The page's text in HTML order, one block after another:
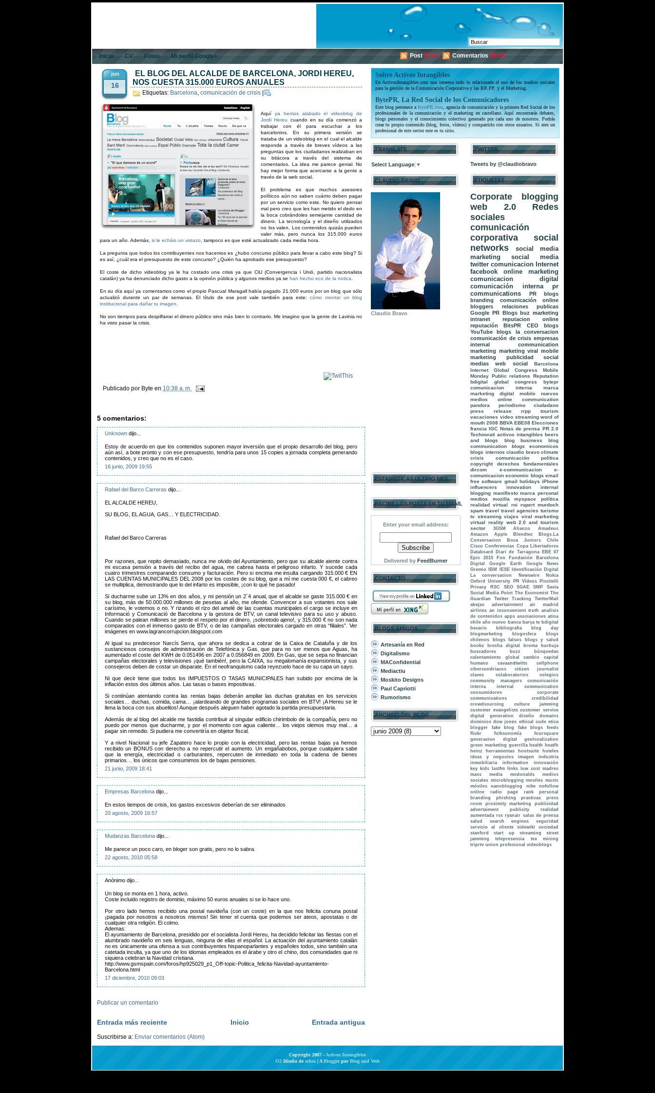
Inicio CV Fotos Mi perfil Google+ Post (RSS) Comentarios (RSS)
jun
16
EL BLOG DEL ALCALDE DE BARCELONA, JORDI HEREU,
NOS CUESTA 315.000 EUROS ANUALES
Etiquetas: Barcelona, comunicación de crisis
Aquí ya hemos alabado el videoblog de
Jordi Hereu
cuando en su día comenzó a
trabajar con él para escuchar a los
barcelonins. En su primera versión se
trataba de un videoblog en el cual el alcalde
responde a través de breves vídeos a las
preguntas que los ciudadanos realizaban en
su bitácora a través del sistema de
comentarios. La idea me parece genial. No
hay mejor forma que acercarse a la gente a
través de la web social.
El problema es que muchos asesores
políticos aún no saben cuánto deben pagar
por un servicio como este. No quiero pensar
mal pero creo que les han metido el dedo en
la boca cobrándoles semejante cantidad de
dinero. La tecnología y el diseño utilizados
no los valen. Los contenidos quizás pueden
valer más, pero nunca los 315.000 euros
para un año. Además, si le echáis un vistazo , tampoco es que esté actualizado cada media hora.
La pregunta que todos los contribuyentes nos hacemos es ¿hubo concurso público para llevar a cabo este blog? Si
es así, ¿cuál era el presupuesto de este concurso? ¿Quién ha aprobado ese presupuesto?
El coste de dicho videoblog ya le ha costado una crisis ya que CiU (Convergencia i Unió, partido nacionalista
catalán) ya ha denunciado dicho gasto a la opinión pública y algunos medios ya se han hecho eco de la notica
En su día aquí ya comentamos como el propio Pascual Maragall había pagado 21.000 euros por un blog que sólo
actualizó durante un par de semanas. El título de ese post vale también para este:cómo montar un blog
institucional para dañar tu imagen
No son tiempos para despilfarrar el dinero público sino más bien lo contrario. Me imagino que la gente de Lavinia no
ha visto pasar la crisis.
Publicado por Byte en 10:38 a. m.
5 comentarios:
Unknown dijo...
Estoy de acuerdo en que los contenidos suponen mayor inversión que el propio desarrollo del blog, pero
aún así, a bote pronto y con ese presupuesto, tendría para unos 15 copies a jornada completa generando
contenidos, y creo que no es el caso.
16 junio, 2009 19:55
Rafael del Barco Carreras dijo...
EL ALCALDE HEREU,
SU BLOG, EL AGUA, GAS… Y ELECTRICIDAD.
Rafael del Barco Carreras
Por razones, que repito demasiado, nunca me olvido del Ayuntamiento, pero que su alcalde atente contra
mi escasa pensión a través del recibo del agua, me cabrea hasta el peligroso infarto. Y sucede cada
cuatro trimestres comparando consumo y facturación. Pero si encima me insulta cargando 315.000 € EN
LAS CUENTAS MUNICIPALES DEL 2008 por los costes de su blog, que a mí me cuesta 000 €, el cabreo
se multiplica, demostrando que lo del infarto es imposible, ¡con lo qué he pasado!
Si ducharme sube un 13% en dos años, y mi pensión un 2´4 anual, que el alcalde se gaste 315.000 € en
su blog, más de 50.000.000 millones de pesetas al año, me ofende. Convencer a sus votantes nos sale
carísimo, le votemos o no. Y rizando el rizo del amelé de las cuentas municipales el cargo se incluye en
Informació y Comunicació de Barcelona y la gestora de BTV, un canal televisivo para su uso y abuso.
Cuando se palean millones se pierde el respeto por el dinero, ¡sobretodo ajeno!, y 315.000 € no son nada
comparados con el inmenso gasto de BTV, o de las campañas electorales cargado en otras “filiales”. Ver
imágenes en www.lagrancorrupcion.blogspot.com
Al igual su predecesor Narcís Serra, que ahora se dedica a cobrar de la Caixa de Cataluña y de los
sustanciosos consejos de administración de Telefónica y Gas, que para no ser menos que Aguas, ha
aumentado el coste del KWH de 0.051496 en 2007 a 0.056849 en 2009. En Gas, que se sepa no financian
campañas electorales y televisiones ¡qué también!, pero la CAIXA, su megalomanía expansionista, y sus
consejeros deben de costar un disparate. En el neofranquismo cada reyezuelo hace de su capa un sayo.
Ni que decir tiene que todos los IMPUESTOS O TASAS MUNICIPALES han subido por encima de la
inflación estos dos últimos años. Las tasas o bases impositivas.
Si continúan atentando contra las rentas bajas deberán ampliar las duchas gratuitas en los servicios
sociales… duchas, comida, cama… ¡alardeando de grandes programas sociales en BTV! ¡A Hereu se le
llena la boca con sus abuelitos! Aunque después aleguen haber agotado la partida presupuestaria.
Además de al blog del alcalde me fastidia contribuir al singular edificio chirimbolo de la compañía, pero no
puedo por menos que ducharme, y por el momento con agua caliente… los viejos olemos muy mal… a
pagar sin remedio. Si pudiera me convertiría en objetor fiscal.
Y a nivel Nacional su jefe Zapatero hace lo propio con la electricidad, pero las rentas bajas ya hemos
recibido un BONUS con derecho a no repercutir el aumento. Un engañabobos, porque cualquiera sabe
que la energía, electricidad o carburantes, repercuten de inmediato en toda la cadena de bienes
primarios… los únicos que consumimos los de bajas pensiones.
21 junio, 2009 18:41
Empresas Barcelona dijo...
En estos tiempos de crisis, los gastos excesivos deberían de ser eliminados
20 agosto, 2009 16:57
Mudanzas Barcelona dijo...
Me parece un poco caro, en bloger son gratis, pero no lo sabra.
22 agosto, 2010 05:58
Anónimo dijo...
Un blog se monta en 1 hora, activo.
Coste incluido registro de dominio, máximo 50 euros anuales si se lo hace uno.
Por otro lado hemos recibido una postal navideña (con un coste) en la que nos felicita conuna postal
¡pagada por nosotros a nosotros mismos! Sin tener el cuenta que podemos ser ateos, apostatas o de
cualquier otra religión. El colmo.
Ademas:
El ayuntamiento de Barcelona, presidido por el socialista Jordi Hereu, ha decidido felicitar las fiestas con el
alumbrado navideño en seis lenguas, ninguna de ellas el español. La actuación del ayuntamiento catalán
no es únicamente una ofensa a sus contribuyentes hispanoparlantes y españoles todos, sino también una
catetada inculta, ya que uno de los idiomas empleados es el árabe y otro el chino, dos comunidades que ni
siquiera celebran la Navidad cristiana.
http://www.gsmspain.com/foros/hp925029_p1_Off-topic-Politica_felicita-Navidad-ayuntamiento-
Barcelona.html
17 diciembre, 2010 09:03
Publicar un comentario
Entrada más reciente Entrada antigua
Inicio
Suscribirse a: Enviar comentarios (Atom)
Sobre Activos Intangibles
En ActivosIntangibles.com nos interesa todo lo relacionado el uso de los medios sociales
para la gestión de la Comunicación Corporativa y las RR.PP. y el Marketing.
BytePR, La Red Social de los Comunicadores
Este blog pertenece a BytePR.com , agencia de comunicación y la primera Red Social de los
profesionales de la comunicación y el marketing en castellano. Aquí encontrarás debates,
blogs personales y el conocimiento colectivo generado por cada uno de nosotros. Podrás
crear tu propio contenido (blog, fotos, vídeos) y compartirlo con otros usuarios. Si eres un
profesional de este sector este es tu sitio.
TRANSLATE
Select Language ▼
CLAUDIO BRAVO
Claudio Bravo
ESTADÍSTICAS ÚLTIMO MES
RECIBE LOS POSTS EN TU EMAIL
Enter your email address:
Delivered by FeedBurner
CONTACTO
BLOGS AMIGOS
Artesanía en Red
Digitalismo
MAConfidential
Mediactiu
Moskito Designs
Paul Capriotti
Rumorismo
ARCHIVO DEL BLOG
TWITTER
Tweets by @claudiobravo
ETIQUETAS
Corporate blogging
web 2.0
Redes
sociales
comunicación
corporativa
social
networks
social media
marketing
social media
twitter comunicacion Internet
facebook
online marketing
comunicacion digital
comunicación interna
pr
communications
PR
blogs
branding
comunicación online
bloggers
relaciones publicas
Google PR Blogs buz marketing
intranet
reputacion online
reputación
BitsPR
CEO blogs
YouTube
blogs la conversacion
comunicación de crisis empresas
internal communication
marketing marketing viral mobile
marketing
publicidad
social
medias
web social
Barcelona
Internet Global Congress
Mobile
Monday Public relations
Reputation
bdigital global congress
bytepr
comunicacion interna
marca
marketing digital
mobile
nuevos
medios
online communication
pandora
periodismo ciudadano
press release
rrpp
tourism
vacaciones video streaming word of
mouth 2008 BBVA EBE08 Elecciones
francia IGC Notas de prensa PR 2.0
Technorati activos intangibles beers
and blogs
blog business
blog
communication
blogs economicos
blogs internos claudio bravo climate
crisis
comunicación política
copyright
derechos fundamentales
dircom
e-communicacion
e-
comunicacion economic blogs email
free software gmail holidays iPhone
influencers
innovation
internal
blogging manifiesto marca personal
medios
mozilla myspace
política
realidad virtual
roi
rupert murdoch
spam travel travel agencies turismo
tv streaming viajes
viral marketing
virtual reality web 2.0 and tourism
sector
3GSM Alianzo
Amadeus
Amazon
Apple Blendtec
Blogs.La
Conversacion
Boca Juniors
Chile
Cisco Conferencias Copa Libertadores
Databoard
Diari de Tarragona
EBE 07
Epic 2015
Fon
Fundación Barcelona
Digital
Google Earth
Google News
Gremio
IBM IESE
Identificación Digital
La conversacion
Newswire
Nokia
Oxford University
PR Vídeos
Piscitelli
Privacy
RSC SEO SGAE SMP
Savia
Social Media Point The Economist The
Guardian
Twitter Tracking
TwitterMail
abejas
advertainment
air madrid
airlines an inconvenient truth analisis
de contenidos apps asociaciones atina
chile año nuevo banca barça tv bdigital
becario
bibliografia
blog day
blogmarketing
blogosfera
blogs
chilenos
blogs falsos
blogs y salud
books
brecha digital broma
burbuja
buscadores
buzz
búsquedas
calentamiento global
cambio
capital
humano
cavaandtwitts
cellphone
cibercondriacos
citizen journalist
claves
colaboratorios
colegios
community managers
comunicación
interna internal communication
consumidores
corporate
communications
credibilidad
crowdsourcing
culture jamming
customer evangelists customer service
digital generation
diseño
domains
dominios dow jones ethical code etica
blogger
fake blog fake blogs
feeds
flickr
folksonomía
foursquare
generacion digital
geolocalization
green marketing guerrilla health
heatlh
heinz
herramientas hootsuite
hoteles
ideas y negocios
imagen
industria
inmobiliaria
information
innovación
key kids lastfm links low cost madres
mass media
mcdonalds
medios
sociales microblogging moviles music
móviles
nanoblogging nike
nofollow
online radio
page rank
personal
branding
phishing practicas
press
room
proximity marketing
publicidad
advertaiment
publicity
realidad
aumentada rss ryanair salas de prensa
salud
search engines
seguridad
servicio al cliente
sidewiki
sociedad
stanford
start up streaming
street
jamming
telepresencia
tex mining
triprtv union profesional videoblogs
Copyright 2007 -Activos Intangibles
O2Diseño deeches| ABloggerporBlog and Web